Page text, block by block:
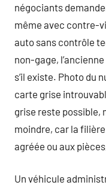
négociants
même avec contre-
auto sans contrôle
non-gage,
s’il existe. Photo du
carte grise
grise reste possible,
moindre, car la
agréée ou aux
Un véhicule